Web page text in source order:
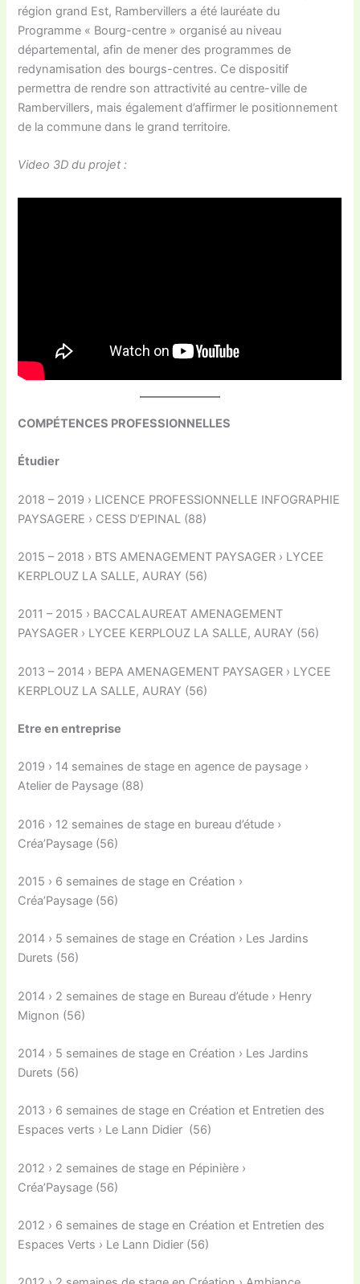
région grand Est, Rambervillers a été lauréate du
Programme « Bourg-centre » organisé au niveau
départemental, afin de mener des programmes de
redynamisation des bourgs-centres. Ce dispositif
permettra de rendre son attractivité au centre-ville de
Rambervillers, mais également d’affirmer le positionnement
de la commune dans le grand territoire.
Video 3D du projet :
COMPÉTENCES PROFESSIONNELLES
Étudier
2018 – 2019 › LICENCE PROFESSIONNELLE INFOGRAPHIE
PAYSAGERE › CESS D’EPINAL (88)
2015 – 2018 › BTS AMENAGEMENT PAYSAGER › LYCEE
KERPLOUZ LA SALLE, AURAY (56)
2011 – 2015 › BACCALAUREAT AMENAGEMENT
PAYSAGER › LYCEE KERPLOUZ LA SALLE, AURAY (56)
2013 – 2014 › BEPA AMENAGEMENT PAYSAGER › LYCEE
KERPLOUZ LA SALLE, AURAY (56)
Etre en entreprise
2019 › 14 semaines de stage en agence de paysage ›
Atelier de Paysage (88)
2016 › 12 semaines de stage en bureau d’étude ›
Créa’Paysage (56)
2015 › 6 semaines de stage en Création ›
Créa’Paysage (56)
2014 › 5 semaines de stage en Création › Les Jardins
Durets (56)
2014 › 2 semaines de stage en Bureau d’étude › Henry
Mignon (56)
2014 › 5 semaines de stage en Création › Les Jardins
Durets (56)
2013 › 6 semaines de stage en Création et Entretien des
Espaces verts › Le Lann Didier (56)
2012 › 2 semaines de stage en Pépinière ›
Créa’Paysage (56)
2012 › 6 semaines de stage en Création et Entretien des
Espaces Verts › Le Lann Didier (56)